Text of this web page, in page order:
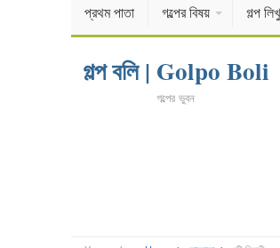
প্রথম পাতা গল্পের বিষয় গল্প
গল্প বলি | Golpo Boli
গল্পের ভুবন